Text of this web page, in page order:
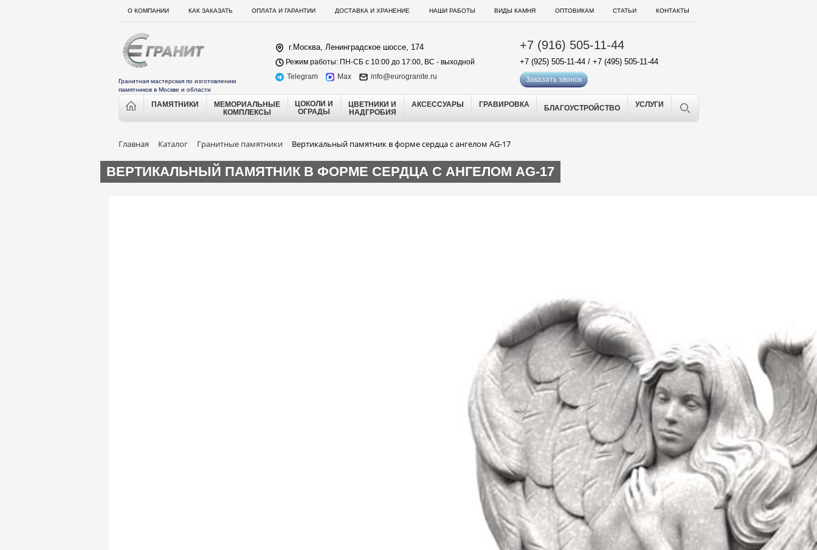
О КОМПАНИИ КАК ЗАКАЗАТЬ ОПЛАТА И ГАРАНТИИ ДОСТАВКА И ХРАНЕНИЕ НАШИ РАБОТЫ ВИДЫ КАМНЯ ОПТОВИКАМ СТАТЬИ КОНТАКТЫ
Гранитная мастерская по изготовлению
памятников в Москве и области
г.Москва, Ленинградское шоссе, 174
Режим работы: ПН-СБ с 10:00 до 17:00, ВС - выходной
Telegram
Max info@eurogranite.ru
+7 (916) 505-11-44
+7 (925) 505-11-44 / +7 (495) 505-11-44
Заказать звонок
ПАМЯТНИКИ
МЕМОРИАЛЬНЫЕ
КОМПЛЕКСЫ
ЦОКОЛИ И
ОГРАДЫ
ЦВЕТНИКИ И
НАДГРОБИЯ
АКСЕССУАРЫ ГРАВИРОВКА БЛАГОУСТРОЙСТВО УСЛУГИ
Главная Каталог Гранитные памятники Вертикальный памятник в форме сердца с ангелом AG-17
ВЕРТИКАЛЬНЫЙ ПАМЯТНИК В ФОРМЕ СЕРДЦА С АНГЕЛОМ AG-17